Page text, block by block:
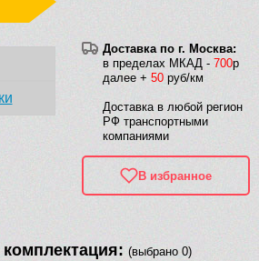
Доставка по г. Москва:
в пределах МКАД - 700р
далее + 50 руб/км
Доставка в любой регион
РФ транспортными
компаниями
В избранное
(выбрано 0)